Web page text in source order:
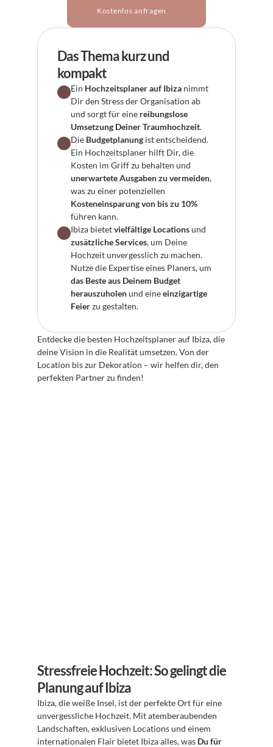
Kostenlos anfragen
Das Thema kurz und
kompakt
Ein Hochzeitsplaner auf Ibiza nimmt
Dir den Stress der Organisation ab
und sorgt für eine reibungslose
Umsetzung Deiner Traumhochzeit.
Die Budgetplanung ist entscheidend.
Ein Hochzeitsplaner hilft Dir, die
unerwartete Ausgaben zu vermeiden,
Kosteneinsparung von bis zu 10%
führen kann.
Ibiza bietet vielfältige Locations
zusätzliche Services, um Deine
Hochzeit unvergesslich zu machen.
das Beste aus Deinem Budget
herauszuholen und eine einzigartige
Feier zu gestalten.
Entdecke die besten Hochzeitsplaner auf Ibiza, die
deine Vision in die Realität umsetzen. Von der
Location bis zur Dekoration – wir helfen dir, den
perfekten Partner zu finden!
Stressfreie Hochzeit: So gelingt die
Planung auf Ibiza
Ibiza, die weiße Insel, ist der perfekte Ort für eine
unvergessliche Hochzeit. Mit atemberaubenden
Landschaften, exklusiven Locations und einem
internationalen Flair bietet Ibiza alles, was Du für